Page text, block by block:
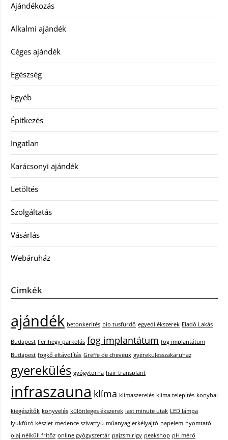
Ajándékozás
Alkalmi ajándék
Céges ajándék
Egészség
Egyéb
Építkezés
Ingatlan
Karácsonyi ajándék
Letöltés
Szolgáltatás
Vásárlás
Webáruház
Címkék
ajándék betonkerítés bio tusfürdő egyedi ékszerek Eladó Lakás
Budapest Ferihegy parkolás fog implantátum fog implantátum
Budapest fogkő eltávolítás Greffe de cheveux gyerekulesszakaruhaz
gyerekülés gyógytorna hair transplant
infraszauna klíma klímaszerelés klíma telepítés konyhai
kiegészítők könyvelés különleges ékszerek last minute utak LED lámpa
lyukfúró készlet medence szivattyú műanyag erkélyajtó napelem nyomtató
olaj nélküli fritőz online gyógyszertár pajzsmirigy peakshop pH mérő